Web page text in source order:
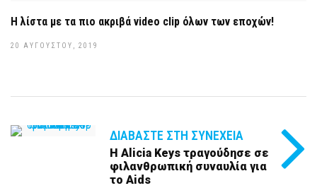
Η λίστα με τα πιο ακριβά video clip όλων των εποχών!
20 ΑΥΓΟΎΣΤΟΥ, 2019
ΔΙΑΒΆΣΤΕ ΣΤΗ ΣΥΝΈΧΕΙΑ
Η Alicia Keys τραγούδησε σε
φιλανθρωπική συναυλία για
το Aids